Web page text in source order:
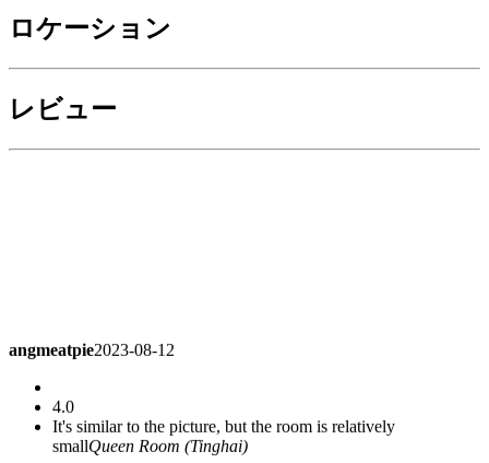
ロケーション
レビュー
angmeatpie 2023-08-12
4.0
It's similar to the picture, but the room is relatively
smallQueen Room (Tinghai)